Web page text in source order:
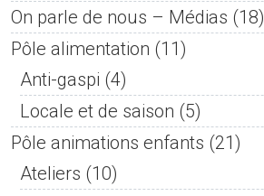
On parle de nous – Médias (18)
Pôle alimentation (11)
Anti-gaspi (4)
Locale et de saison (5)
Pôle animations enfants (21)
Ateliers (10)